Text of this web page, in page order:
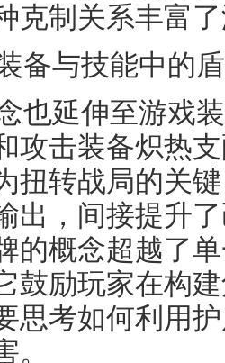
克制关系丰富
备与技能中的
也延伸至游戏
攻击装备炽热
扭转战局的关
出，间接提升
的概念超越了
鼓励玩家在构
思考如何利用